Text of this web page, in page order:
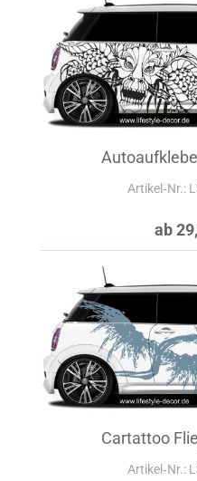
Artikel‑Nr.:
ab
Cartattoo
Artikel‑Nr.: